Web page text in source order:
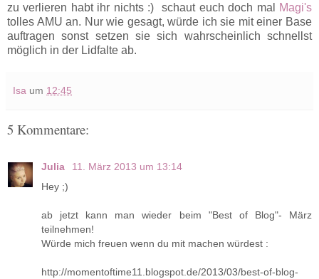
zu verlieren habt ihr nichts :) schaut euch doch mal
Magi's
tolles AMU an. Nur wie gesagt, würde ich sie mit einer Base
auftragen sonst setzen sie sich wahrscheinlich schnellst
möglich in der Lidfalte ab.
Isa um 12:45
5 Kommentare:
Julia
11. März 2013 um 13:14
Hey ;)
ab jetzt kann man wieder beim "Best of Blog"- März
teilnehmen!
Würde mich freuen wenn du mit machen würdest :
http://momentoftime11.blogspot.de/2013/03/best-of-blog-